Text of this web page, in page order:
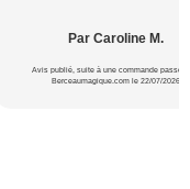
Par Caroline M.
Avis publié, suite à une commande passée
Berceaumagique.com le 22/07/2026